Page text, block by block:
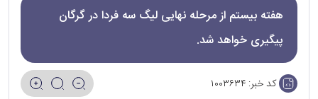
هفته بیستم از مرحله نهایی لیگ سه فردا در گرگان
پیگیری خواهد شد.
کد خبر: ۱۰۰۳۶۳۴